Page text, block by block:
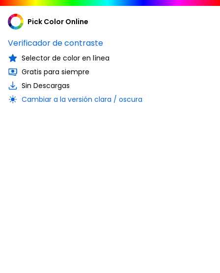
Pick Color Online
Verificador de contraste
Selector de color en línea
Gratis para siempre
Sin Descargas
Cambiar a la versión clara / oscura